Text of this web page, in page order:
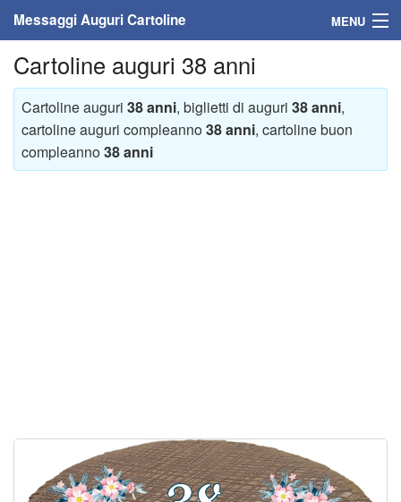
Messaggi Auguri Cartoline MENU
Home
Messaggi
Cartoline
Cartoline musicali
Cartoline animate
Cartoline auguri 38 anni
Cartoline auguri 38 anni, biglietti di auguri 38 anni,
cartoline auguri compleanno38 anni, cartoline buon
compleanno38 anni